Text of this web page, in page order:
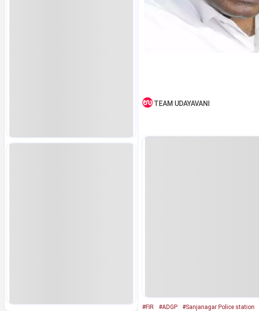
TEAM UDAYAVANI
#FIR #ADGP #Sanjanagar Police station